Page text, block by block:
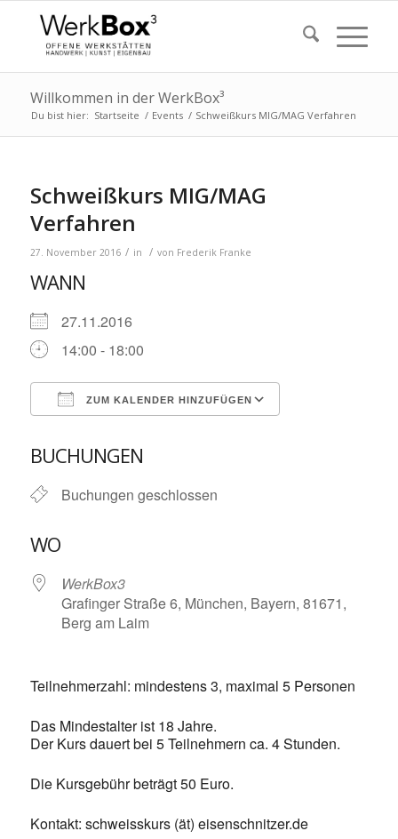
Willkommen in der WerkBox³
Du bist hier: Startseite / Events / Schweißkurs MIG/MAG Verfahren
Schweißkurs MIG/MAG
Verfahren
27. November 2016 / in / von Frederik Franke
WANN
27.11.2016
14:00 - 18:00
ZUM KALENDER HINZUFÜGEN
BUCHUNGEN
Buchungen geschlossen
WO
WerkBox3
Grafinger Straße 6, München, Bayern, 81671,
Berg am Laim
Teilnehmerzahl: mindestens 3, maximal 5 Personen
Das Mindestalter ist 18 Jahre.
Der Kurs dauert bei 5 Teilnehmern ca. 4 Stunden.
Die Kursgebühr beträgt 50 Euro.
Kontakt: schweisskurs (ät) eisenschnitzer.de